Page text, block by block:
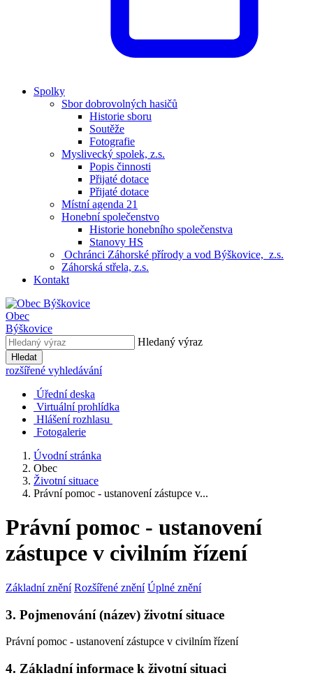
Spolky
Sbor dobrovolných hasičů
Historie sboru
Soutěže
Fotografie
Myslivecký spolek, z.s.
Popis činnosti
Přijaté dotace
Přijaté dotace
Místní agenda 21
Honební společenstvo
Historie honebního společenstva
Stanovy HS
Ochránci Záhorské přírody a vod Býškovice, z.s.
Záhorská střela, z.s.
Kontakt
Obec
Býškovice
Hledaný výraz
Hledat
rozšířené vyhledávání
Úřední deska
Virtuální prohlídka
Hlášení rozhlasu
Fotogalerie
Úvodní stránka
Obec
Životní situace
Právní pomoc - ustanovení zástupce v...
Právní pomoc - ustanovení
zástupce v civilním řízení
Základní znění Rozšířené znění Úplné znění
3. Pojmenování (název) životní situace
Právní pomoc - ustanovení zástupce v civilním řízení
4. Základní informace k životní situaci